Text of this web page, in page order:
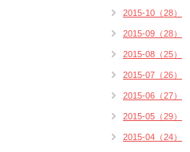
2015-10（28）
2015-09（28）
2015-08（25）
2015-07（26）
2015-06（27）
2015-05（29）
2015-04（24）